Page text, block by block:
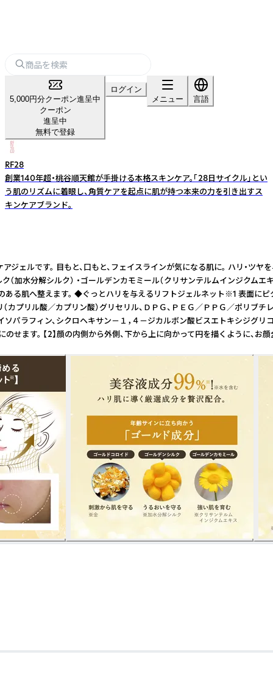
5,000円分クーポン進呈中
クーポン
進呈中
無料で登録
ログイン
メニュー
言語
RF28
創業140年超・桃谷順天館が手掛ける本格スキンケア。「28日サイクル」とい
う肌のリズムに着眼し、角質ケアを起点に肌が持つ本来の力を引き出すス
キンケアブランド。
ルです。 目もと、口もと、フェイスラインが気になる肌に。 ハ
シルク） ・ゴールデンカモミール（クリサンテルムインジクム
る肌へ整えます。 ◆ぐっとハリを与えるリフトジェルネット※1
ル酸／カプリン酸）グリセリル、ＤＰＧ、ＰＥＧ／ＰＰＧ／ポリ
フィン、シクロヘキサン－１，４－ジカルボン酸ビスエトキシジ
ます。 【2】顔の内側から外側、下から上に向かって円を描くよ